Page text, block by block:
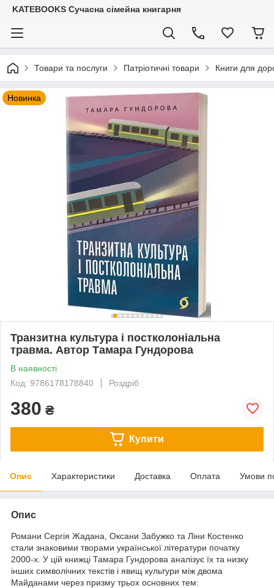
KATEBOOKS Сучасна сімейна книгарня
Товари та послуги Патріотичні товари Книги для
Новинка
Транзитна культура і постколоніальна
травма. Автор Тамара Гундорова
В наявності
Код: 9786178178840
Роздріб
380 ₴
Купити
Опис Характеристики Доставка Оплата Умови
Опис
Романи Сергія Жадана, Оксани Забужко та Ліни Костенко
стали знаковими творами української літератури початку
2000-х. У цій книжці Тамара Гундорова аналізує їх та низку
інших символічних текстів і явищ культури між двома
Майданами через призму трьох основних тем: